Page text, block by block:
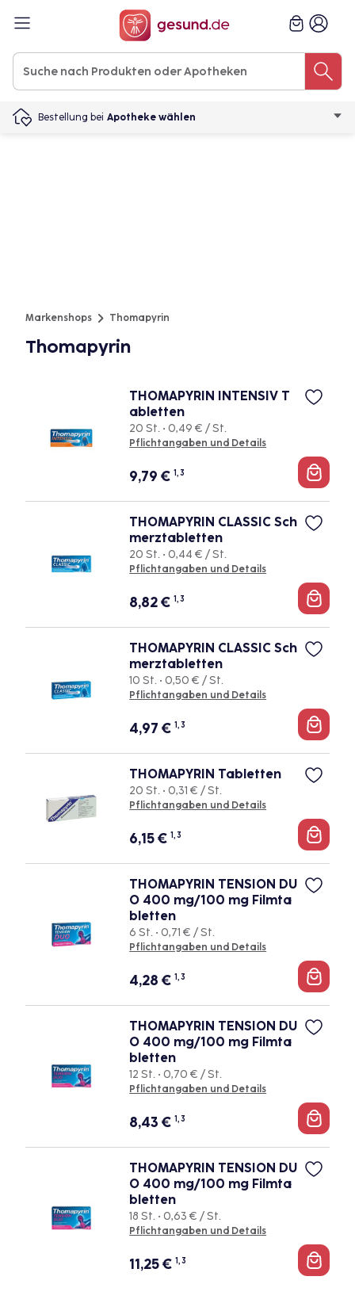
Bestellung bei Apotheke wählen
Markenshops Thomapyrin
Thomapyrin
THOMAPYRIN INTENSIV T
abletten
20 St. • 0,49 € / St.
Pflichtangaben und Details
9,79€ 1, 3
THOMAPYRIN CLASSIC Sch
merztabletten
20 St. • 0,44 € / St.
Pflichtangaben und Details
8,82€ 1, 3
THOMAPYRIN CLASSIC Sch
merztabletten
10 St. • 0,50 € / St.
Pflichtangaben und Details
4,97€ 1, 3
THOMAPYRIN Tabletten
20 St. • 0,31 € / St.
Pflichtangaben und Details
6,15€ 1, 3
THOMAPYRIN TENSION DU
O 400 mg/100 mg Filmta
bletten
6 St. • 0,71 € / St.
Pflichtangaben und Details
4,28€ 1, 3
THOMAPYRIN TENSION DU
O 400 mg/100 mg Filmta
bletten
12 St. • 0,70 € / St.
Pflichtangaben und Details
8,43€ 1, 3
THOMAPYRIN TENSION DU
O 400 mg/100 mg Filmta
bletten
18 St. • 0,63 € / St.
Pflichtangaben und Details
11,25€ 1, 3